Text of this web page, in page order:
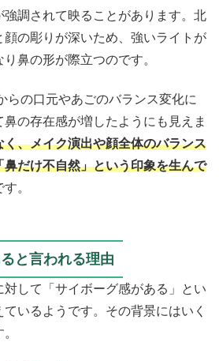
強調されて映ることがあります。北
顔の彫りが深いため、強いライトが
鼻の形が際立つのです。
らの口元やあごのバランス変化に
の存在感が増したようにも見えま
く、メイク演出や顔全体のバランス
だけ不自然」という印象を生んで
。
と言われる理由
して「サイボーグ感がある」とい
いるようです。その背景にはいく